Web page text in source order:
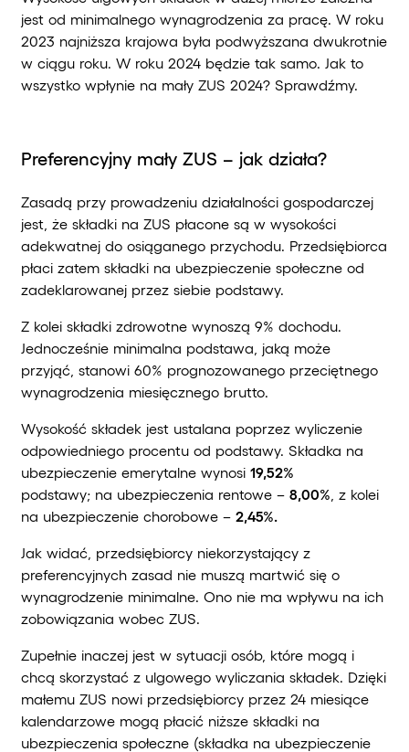
jest od minimalnego wynagrodzenia za pracę. W roku
2023 najniższa krajowa była podwyższana dwukrotnie
w ciągu roku. W roku 2024 będzie tak samo. Jak to
wszystko wpłynie na mały ZUS 2024? Sprawdźmy.
Preferencyjny mały ZUS – jak działa?
Zasadą przy prowadzeniu działalności gospodarczej
jest, że składki na ZUS płacone są w wysokości
adekwatnej do osiąganego przychodu. Przedsiębiorca
płaci zatem składki na ubezpieczenie społeczne od
zadeklarowanej przez siebie podstawy.
Z kolei składki zdrowotne wynoszą 9% dochodu.
Jednocześnie minimalna podstawa, jaką może
przyjąć, stanowi 60% prognozowanego przeciętnego
wynagrodzenia miesięcznego brutto.
Wysokość składek jest ustalana poprzez wyliczenie
odpowiedniego procentu od podstawy. Składka na
ubezpieczenie emerytalne wynosi19,52%
podstawy; na ubezpieczenia rentowe –8,00% , z kolei
na ubezpieczenie chorobowe –2,45%.
Jak widać, przedsiębiorcy niekorzystający z
preferencyjnych zasad nie muszą martwić się o
wynagrodzenie minimalne. Ono nie ma wpływu na ich
zobowiązania wobec ZUS.
Zupełnie inaczej jest w sytuacji osób, które mogą i
chcą skorzystać z ulgowego wyliczania składek. Dzięki
małemu ZUS nowi przedsiębiorcy przez 24 miesiące
kalendarzowe mogą płacić niższe składki na
ubezpieczenia społeczne (składka na ubezpieczenie